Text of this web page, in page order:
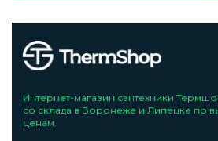
Интернет-магазин сантехники
со склада в Воронеже и Липецке по
ценам.